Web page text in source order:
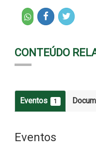
CONTEÚDO
Eventos 1
Eventos